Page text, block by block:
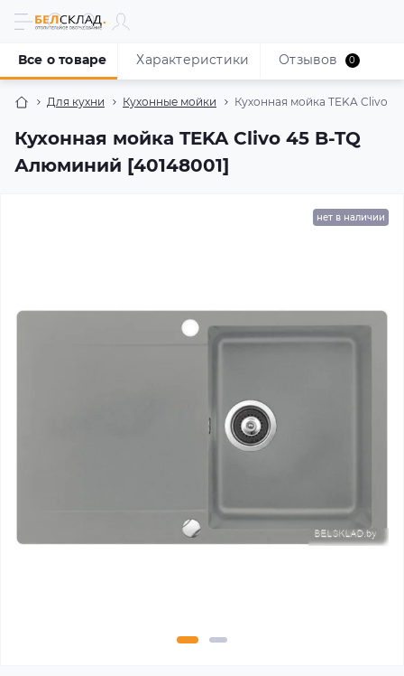
Для кухни Кухонные мойки Кухонная мойка TEKA Clivo
Кухонная мойка TEKA Clivo 45 B-TQ
Алюминий [40148001]
Все о товаре Характеристики Отзывов 0
нет в наличии